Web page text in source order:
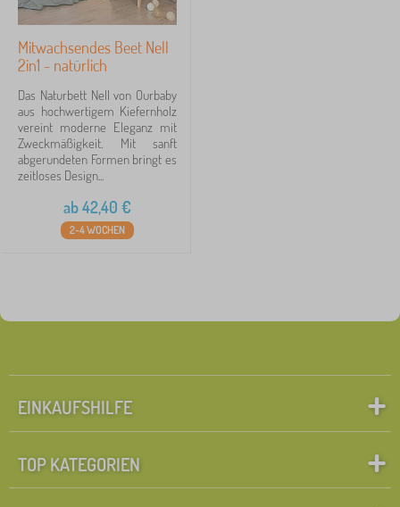
Mitwachsendes Beet Nell
2in1 - natürlich
Das Naturbett Nell von Ourbaby
aus hochwertigem Kiefernholz
vereint moderne Eleganz mit
Zweckmäßigkeit. Mit sanft
abgerundeten Formen bringt es
zeitloses Design...
ab42,40 €
2-4 WOCHEN
EINKAUFSHILFE
TOP KATEGORIEN